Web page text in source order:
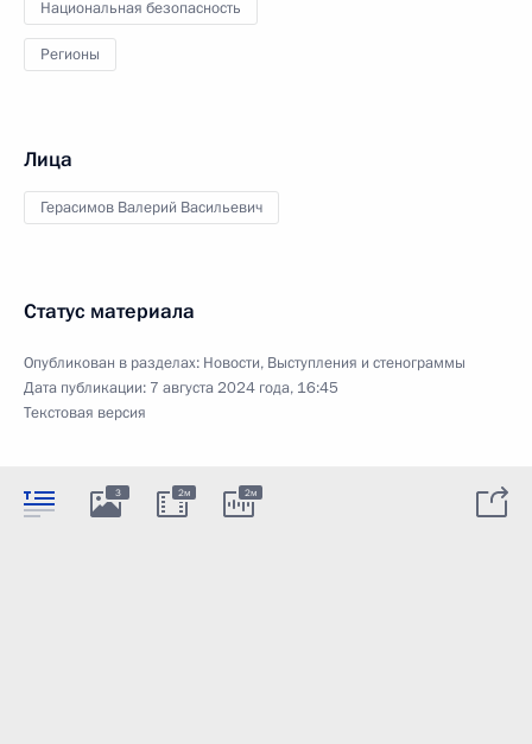
Национальная безопасность
Регионы
Лица
Герасимов Валерий Васильевич
Статус материала
Опубликован в разделах: Новости, Выступления и стенограммы
Дата публикации: 7 августа 2024 года, 16:45
Текстовая версия
3 2м 2м